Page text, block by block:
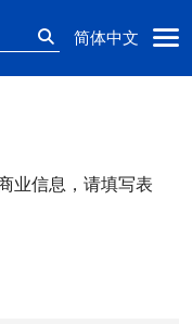
简体中文
业信息，请填写表